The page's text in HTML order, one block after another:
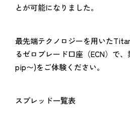
とが可能になりました。
最先端テクノロジーを用いた
るゼロブレード口座（ECN）で
pip〜)をご体験ください。
スプレッド一覧表